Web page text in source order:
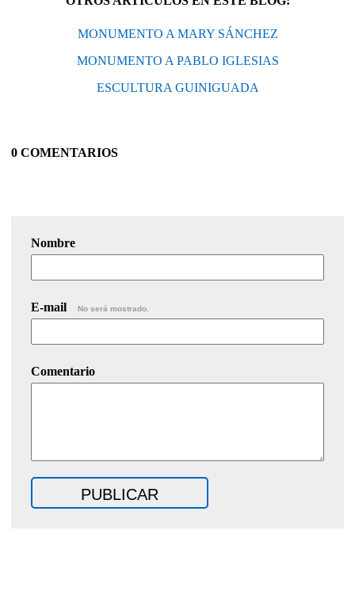
MONUMENTO A MARY SÁNCHEZ
MONUMENTO A PABLO IGLESIAS
ESCULTURA GUINIGUADA
0 COMENTARIOS
Nombre
E-mail No será mostrado.
Comentario